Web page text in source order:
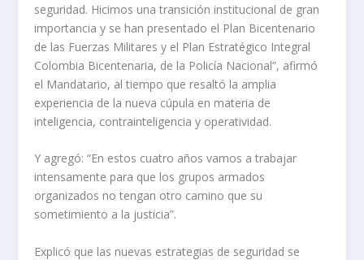
seguridad. Hicimos una transición institucional de gran
importancia y se han presentado el Plan Bicentenario
de las Fuerzas Militares y el Plan Estratégico Integral
Colombia Bicentenaria, de la Policía Nacional”, afirmó
el Mandatario, al tiempo que resaltó la amplia
experiencia de la nueva cúpula en materia de
inteligencia, contrainteligencia y operatividad.
Y agregó: “En estos cuatro años vamos a trabajar
intensamente para que los grupos armados
organizados no tengan otro camino que su
sometimiento a la justicia”.
Explicó que las nuevas estrategias de seguridad se